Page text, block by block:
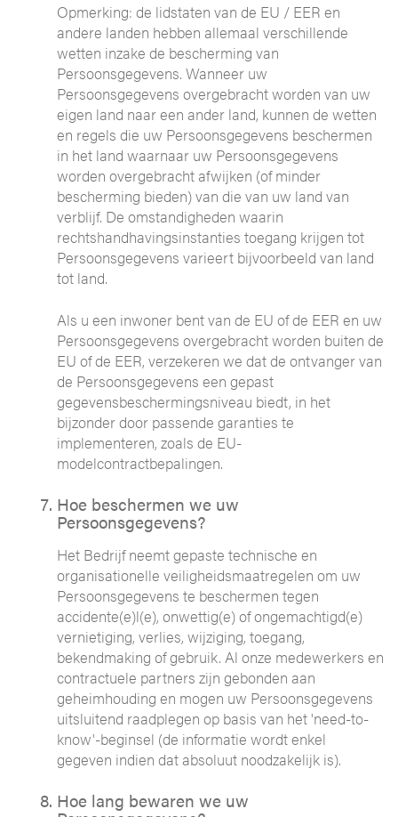
Opmerking: de lidstaten van de EU / EER en
andere landen hebben allemaal verschillende
wetten inzake de bescherming van
Persoonsgegevens. Wanneer uw
Persoonsgegevens overgebracht worden van uw
eigen land naar een ander land, kunnen de wetten
en regels die uw Persoonsgegevens beschermen
in het land waarnaar uw Persoonsgegevens
worden overgebracht afwijken (of minder
bescherming bieden) van die van uw land van
verblijf. De omstandigheden waarin
rechtshandhavingsinstanties toegang krijgen tot
Persoonsgegevens varieert bijvoorbeeld van land
tot land.
Als u een inwoner bent van de EU of de EER en uw
Persoonsgegevens overgebracht worden buiten de
EU of de EER, verzekeren we dat de ontvanger van
de Persoonsgegevens een gepast
gegevensbeschermingsniveau biedt, in het
bijzonder door passende garanties te
implementeren, zoals de EU-
modelcontractbepalingen.
Hoe beschermen we uw
Persoonsgegevens?
Het Bedrijf neemt gepaste technische en
organisationelle veiligheidsmaatregelen om uw
Persoonsgegevens te beschermen tegen
accidente(e)l(e), onwettig(e) of ongemachtigd(e)
vernietiging, verlies, wijziging, toegang,
bekendmaking of gebruik. Al onze medewerkers en
contractuele partners zijn gebonden aan
geheimhouding en mogen uw Persoonsgegevens
uitsluitend raadplegen op basis van het 'need-to-
know'-beginsel (de informatie wordt enkel
gegeven indien dat absoluut noodzakelijk is).
Hoe lang bewaren we uw